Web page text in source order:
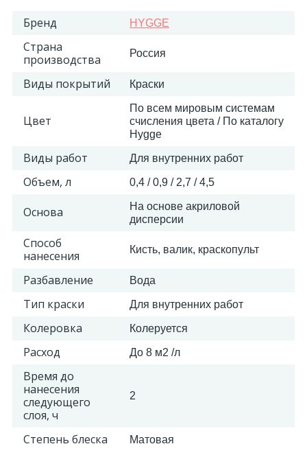
Бренд HYGGE
Страна
производства
Россия
Виды покрытий Краски
Цвет
По всем мировым системам
счисления цвета / По каталогу
Hygge
Виды работ Для внутренних работ
Объем, л 0,4 / 0,9 / 2,7 / 4,5
Основа
На основе акриловой
дисперсии
Способ
нанесения
Кисть, валик, краскопульт
Разбавление Вода
Тип краски Для внутренних работ
Колеровка Колеруется
Расход До 8 м2 /л
Время до
нанесения
следующего
слоя, ч
2
Степень блеска Матовая